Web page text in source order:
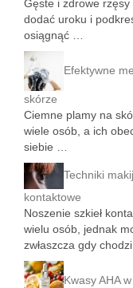
Gęste i zdrowe
dodać uroku i
osiągnąć …
Efektywne
skórze
Ciemne plamy na
wiele osób, a ich
siebie …
Techniki
kontaktowe
Noszenie szkieł
wielu osób, jednak
zwłaszcza gdy
Kwasy AHA